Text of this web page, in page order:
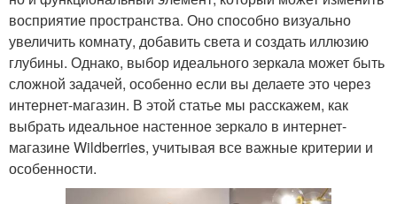
восприятие пространства. Оно способно визуально
увеличить комнату, добавить света и создать иллюзию
глубины. Однако, выбор идеального зеркала может быть
сложной задачей, особенно если вы делаете это через
интернет-магазин. В этой статье мы расскажем, как
выбрать идеальное настенное зеркало в интернет-
магазине Wildberries, учитывая все важные критерии и
особенности.